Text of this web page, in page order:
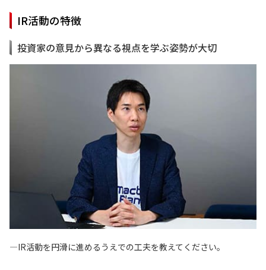
IR活動の特徴
投資家の意見から異なる視点を学ぶ姿勢が大切
—IR活動を円滑に進めるうえでの工夫を教えてください。